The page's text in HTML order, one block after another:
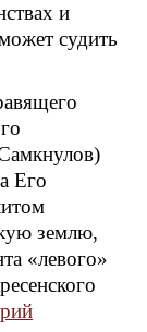
и
судить
Его
землю,
«левого»